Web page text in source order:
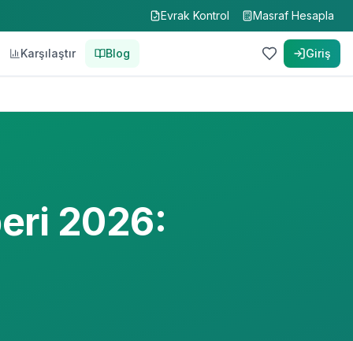
Evrak Kontrol Masraf Hesapla
Karşılaştır Blog Giriş
2026: